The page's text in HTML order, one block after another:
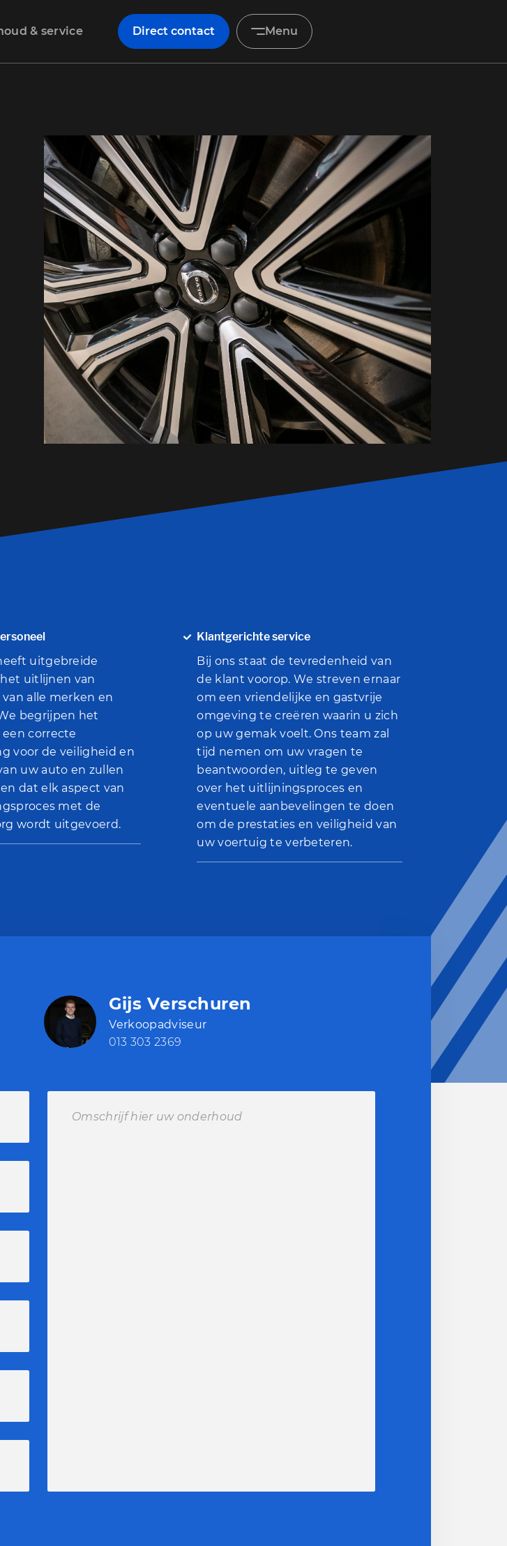
& service Direct contact Menu
Occasions
Diensten
Onderhoud & service
Verkocht
Over ons
Contact
uitgebreide
uitlijnen van
alle merken en
begrijpen het
correcte
voor de veiligheid en
uw auto en zullen
dat elk aspect van
met de
wordt uitgevoerd.
Klantgerichte service
Bij ons staat de tevredenheid van
de klant voorop. We streven ernaar
om een ​​vriendelijke en gastvrije
omgeving te creëren waarin u zich
op uw gemak voelt. Ons team zal
tijd nemen om uw vragen te
beantwoorden, uitleg te geven
over het uitlijningsproces en
eventuele aanbevelingen te doen
om de prestaties en veiligheid van
uw voertuig te verbeteren.
Gijs Verschuren
Verkoopadviseur
013 303 2369